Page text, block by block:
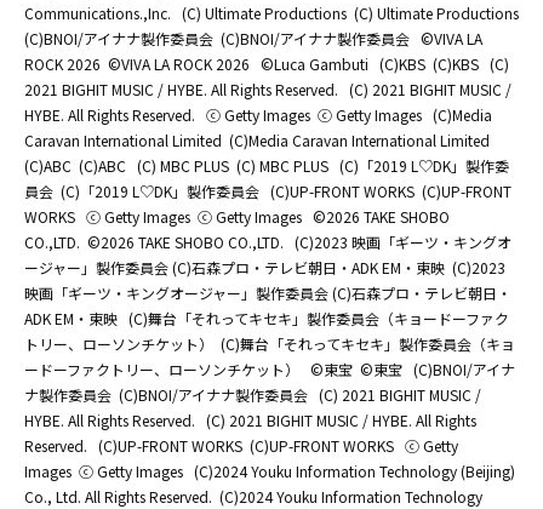
Communications.,Inc. (C) Ultimate Productions (C) Ultimate Productions
(C)BNOI/アイナナ製作委員会 (C)BNOI/アイナナ製作委員会 ©️VIVA LA
ROCK 2026 ©️VIVA LA ROCK 2026 ©Luca Gambuti (C)KBS (C)KBS (C)
2021 BIGHIT MUSIC / HYBE. All Rights Reserved. (C) 2021 BIGHIT MUSIC /
HYBE. All Rights Reserved. ⓒ Getty Images ⓒ Getty Images (C)Media
Caravan International Limited (C)Media Caravan International Limited
(C)ABC (C)ABC (C) MBC PLUS (C) MBC PLUS (C)「2019 L♡DK」製作委
員会 (C)「2019 L♡DK」製作委員会 (C)UP-FRONT WORKS (C)UP-FRONT
WORKS ⓒ Getty Images ⓒ Getty Images ©2026 TAKE SHOBO
CO.,LTD. ©2026 TAKE SHOBO CO.,LTD. (C)2023 映画「ギーツ・キングオ
ージャー」製作委員会 (C)石森プロ・テレビ朝日・ADK EM・東映 (C)2023
映画「ギーツ・キングオージャー」製作委員会 (C)石森プロ・テレビ朝日・
ADK EM・東映 (C)舞台「それってキセキ」製作委員会（キョードーファク
トリー、ローソンチケット）
(C)舞台「それってキセキ」製作委員会（キョ
ードーファクトリー、ローソンチケット）
©東宝 ©東宝 (C)BNOI/アイナ
ナ製作委員会 (C)BNOI/アイナナ製作委員会 (C) 2021 BIGHIT MUSIC /
HYBE. All Rights Reserved. (C) 2021 BIGHIT MUSIC / HYBE. All Rights
Reserved. (C)UP-FRONT WORKS (C)UP-FRONT WORKS ⓒ Getty
Images ⓒ Getty Images (C)2024 Youku Information Technology (Beijing)
Co., Ltd. All Rights Reserved. (C)2024 Youku Information Technology